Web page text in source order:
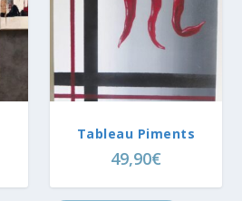
Tableau Piments
49,90€